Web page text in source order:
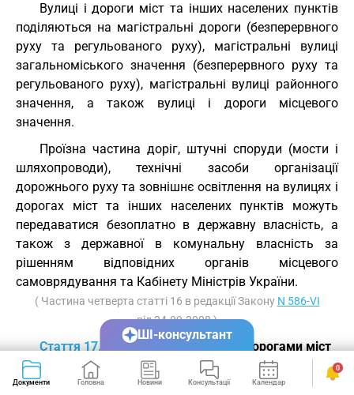
Вулиці і дороги міст та інших населених пунктів
поділяються на магістральні дороги (безперервного
руху та регульованого руху), магістральні вулиці
загальноміського значення (безперервного руху та
регульованого руху), магістральні вулиці районного
значення, а також вулиці і дороги місцевого
значення.
Проїзна частина доріг, штучні споруди (мости і
шляхопроводи), технічні засоби організації
дорожнього руху та зовнішнє освітлення на вулицях і
дорогах міст та інших населених пунктів можуть
передаватися безоплатно в державну власність, а
також з державної в комунальну власність за
рішенням відповідних органів місцевого
самоврядування та Кабінету Міністрів України.
( Частина четверта статті 16 в редакції Закону N 586-VI
від 24.09.2008 )
Стаття 17.
Управління вулицями і дорогами міст
та інших населених пунктів
Документи Головна Новини Консультації Календар Сервіси
0
ШІ-консультант